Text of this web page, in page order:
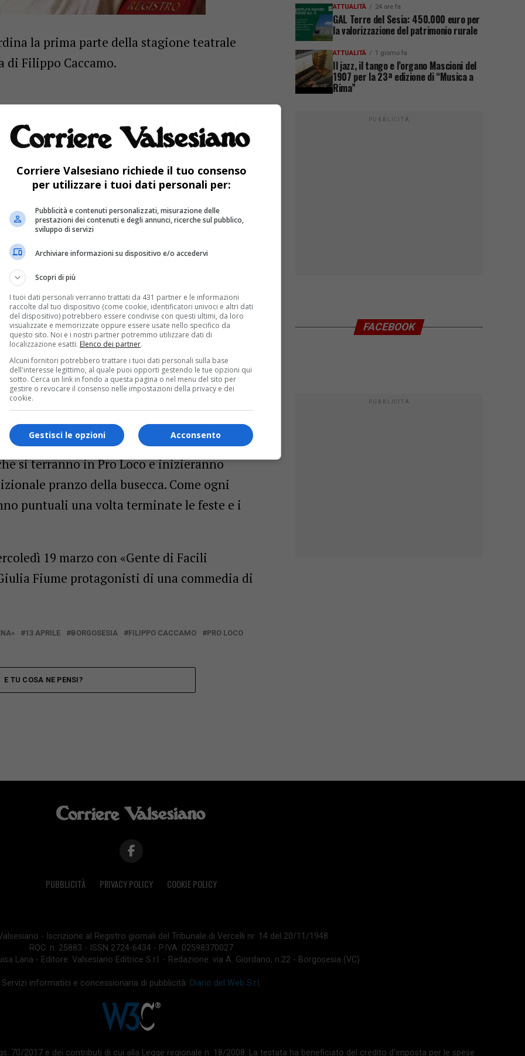
la prima parte della stagione teatrale
di Filippo Caccamo.
slitta al 13 aprile
andare in scena lo scorso venerdì 13
per indisposizione dell’attore
e la platea saranno occupati dalle feste,
del Carnevale.
il tour teatrale di Filippo Caccamo
nelle scorse settimane con il suo
e incentrato sul mondo della scuola,
Il presidente della Pro Loco
fissato una nuova data per lo spettacolo:
e ha rassicurato che per quanti già in
anche per la nuova data.
in Scena» si ferma per lasciare spazio alle
si terranno in Pro Loco e inizieranno
pranzo della busecca. Come ogni
puntuali una volta terminate le feste e i
19 marzo con «Gente di Facili
Fiume protagonisti di una commedia di
13 APRILE BORGOSESIA FILIPPO CACCAMO
PRO LOCO
E TU COSA NE PENSI?
ATTUALITÀ 24 ore fa
GAL Terre del Sesia: 450.000 euro per
la valorizzazione del patrimonio rurale
ATTUALITÀ 1 giorno fa
Il jazz, il tango e l’organo Mascioni del
1907 per la 23ª edizione di “Musica a
Rima”
PUBBLICITÀ
FACEBOOK
PUBBLICITÀ
PUBBLICITÀ PRIVACY POLICY COOKIE POLICY
- Iscrizione al Registro giornali del Tribunale di Vercelli nr. 14 del 20/11/1948
ROC: n. 25883 - ISSN 2724-6434 - P.IVA: 02598370027
Lana - Editore: Valsesiano Editrice S.r.l. - Redazione: via A. Giordano, n.22 - Borgosesia (VC)
Servizi informatici e concessionaria di pubblicità: Diario del Web S.r.l.
70/2017 e dei contributi di cui alla Legge regionale n. 18/2008. La testata ha beneficiato del credito d'imposta per le spese
Corriere Valsesiano richiede il tuo consenso
per utilizzare i tuoi dati personali per:
Pubblicità e contenuti personalizzati, misurazione delle
prestazioni dei contenuti e degli annunci, ricerche sul pubblico,
sviluppo di servizi
Archiviare informazioni su dispositivo e/o accedervi
Scopri di più
I tuoi dati personali verranno trattati da 431 partner e le informazioni
raccolte dal tuo dispositivo (come cookie, identificatori univoci e altri dati
del dispositivo) potrebbero essere condivise con questi ultimi, da loro
visualizzate e memorizzate oppure essere usate nello specifico da
questo sito. Noi e i nostri partner potremmo utilizzare dati di
localizzazione esatti. Elenco dei partner.
Alcuni fornitori potrebbero trattare i tuoi dati personali sulla base
dell'interesse legittimo, al quale puoi opporti gestendo le tue opzioni qui
sotto. Cerca un link in fondo a questa pagina o nel menu del sito per
gestire o revocare il consenso nelle impostazioni della privacy e dei
cookie.
Acconsento
Gestisci le opzioni